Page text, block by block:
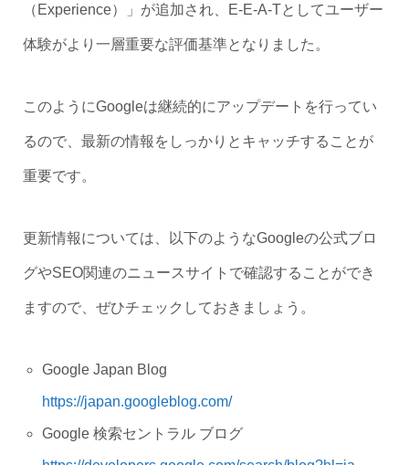
（Experience）」が追加され、E-E-A-Tとしてユーザー
体験がより一層重要な評価基準となりました。
このようにGoogleは継続的にアップデートを行ってい
るので、最新の情報をしっかりとキャッチすることが
重要です。
更新情報については、以下のようなGoogleの公式ブロ
グやSEO関連のニュースサイトで確認することができ
ますので、ぜひチェックしておきましょう。
Google Japan Blog
https://japan.googleblog.com/
Google 検索セントラル ブログ